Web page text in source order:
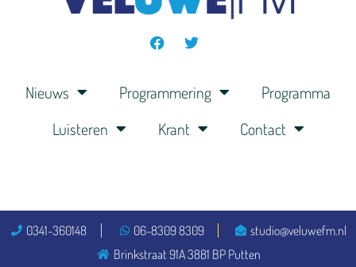
Nieuws Programmering
Programma
Luisteren
Krant Contact
0341-360148 06-8309 8309
studio@veluwefm.nl
Brinkstraat 91A 3881 BP Putten